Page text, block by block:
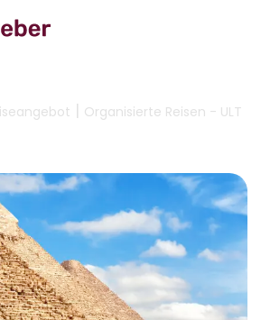
| Organisierte Reisen - ULT